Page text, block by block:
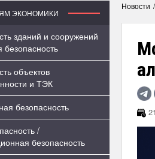
ЭКОНОМИКИ
зданий и сооружений
объектов
и ТЭК
безопасность
/
безопасность
Новости